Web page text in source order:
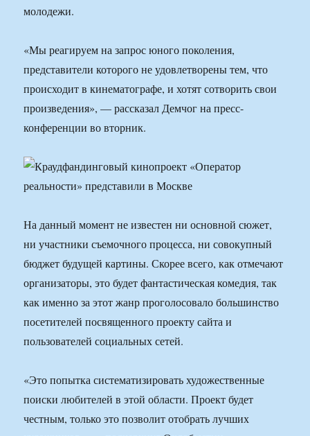
молодежи.
«Мы реагируем на запрос юного поколения,
представители которого не удовлетворены тем, что
происходит в кинематографе, и хотят сотворить свои
произведения», — рассказал Демчог на пресс-
конференции во вторник.
На данный момент не известен ни основной сюжет,
ни участники съемочного процесса, ни совокупный
бюджет будущей картины. Скорее всего, как отмечают
организаторы, это будет фантастическая комедия, так
как именно за этот жанр проголосовало большинство
посетителей посвященного проекту сайта и
пользователей социальных сетей.
«Это попытка систематизировать художественные
поиски любителей в этой области. Проект будет
честным, только это позволит отобрать лучших